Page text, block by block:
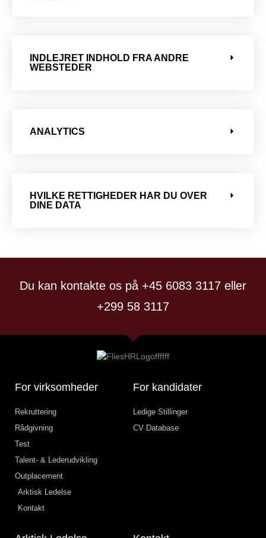
INDLEJRET INDHOLD FRA ANDRE
WEBSTEDER
ANALYTICS
HVILKE RETTIGHEDER HAR DU OVER
DINE DATA
Du kan kontakte os på +45 6083 3117 eller
+299 58 3117
For virksomheder
Rekruttering
Rådgivning
Test
Talent- & Lederudvikling
Outplacement
Arktisk Ledelse
Kontakt
For kandidater
Ledige Stillinger
CV Database